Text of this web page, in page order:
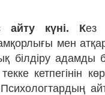
айту күні. Кез
мен
білдіру адамды
кетпегінін